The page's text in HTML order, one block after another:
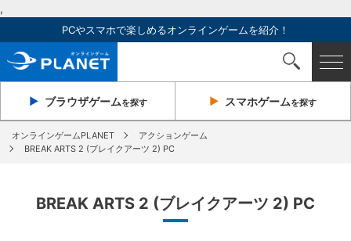
,
PCやスマホで楽しめるオンラインゲームを紹介！
ブラウザゲームを探す スマホゲームを探す
オンラインゲームPLANET
アクションゲーム
BREAK ARTS 2 (ブレイクアーツ 2) PC
BREAK ARTS 2 (ブレイクアーツ 2) PC